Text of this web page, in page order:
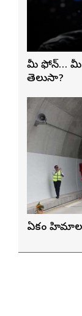
మీ ఫోన్… మీ
తెలుసా?
ఏకంగా